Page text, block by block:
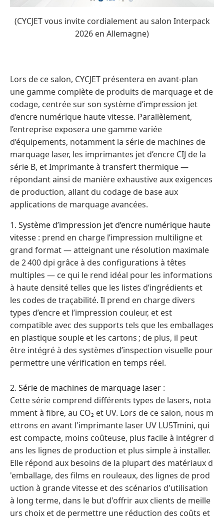
(CYCJET vous invite cordialement au salon Interpack
2026 en Allemagne)
Lors de ce salon, CYCJET présentera en avant-plan
une gamme complète de produits de marquage et de
codage, centrée sur son système d’impression jet
d’encre numérique haute vitesse. Parallèlement,
l’entreprise exposera une gamme variée
d’équipements, notamment la série de machines de
marquage laser, les imprimantes jet d’encre CIJ de la
série B, et Imprimante à transfert thermique—
répondant ainsi de manière exhaustive aux exigences
de production, allant du codage de base aux
applications de marquage avancées.
1. Système d’impression jet d’encre numérique haute
vitesse : prend en charge l’impression multiligne et
grand format — atteignant une résolution maximale
de 2 400 dpi grâce à des configurations à têtes
multiples — ce qui le rend idéal pour les informations
à haute densité telles que les listes d’ingrédients et
les codes de traçabilité. Il prend en charge divers
types d’encre et l’impression couleur, et est
compatible avec des supports tels que les emballages
en plastique souple et les cartons ; de plus, il peut
être intégré à des systèmes d’inspection visuelle pour
permettre une vérification en temps réel.
2. Série de machines de marquage laser :
Cette série comprend différents types de lasers, nota
mment à fibre, au CO₂ et UV. Lors de ce salon, nous m
ettrons en avant l'imprimante laser UV LU5Tmini, qui
est compacte, moins coûteuse, plus facile à intégrer d
ans les lignes de production et plus simple à installer.
Elle répond aux besoins de la plupart des matériaux d
'emballage, des films en rouleaux, des lignes de prod
uction à grande vitesse et des scénarios d'utilisation
à long terme, dans le but d'offrir aux clients de meille
urs choix et de permettre une réduction des coûts et